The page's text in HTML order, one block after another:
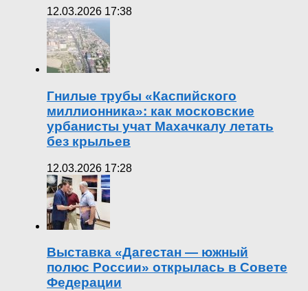
12.03.2026 17:38
Гнилые трубы «Каспийского
миллионника»: как московские
урбанисты учат Махачкалу летать
без крыльев
12.03.2026 17:28
Выставка «Дагестан — южный
полюс России» открылась в Совете
Федерации